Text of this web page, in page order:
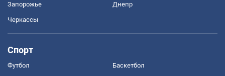
Запорожье Днепр
Черкассы
Спорт
Футбол Баскетбол